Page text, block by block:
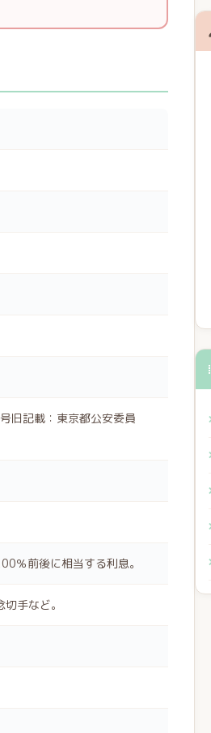
記載：東京都公安委員
％前後に相当する利息。
手など。